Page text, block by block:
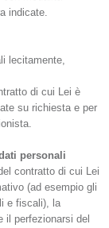
indicate.
lecitamente,
di cui Lei è
su richiesta e per
personali
contratto di cui Lei
(ad esempio gli
e fiscali), la
il perfezionarsi del